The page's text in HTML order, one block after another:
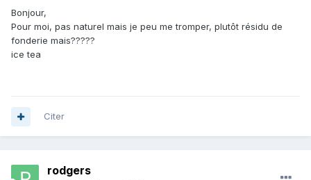
Bonjour,
Pour moi, pas naturel mais je peu me tromper, plutôt résidu de
fonderie mais?????
ice tea
Citer
rodgers